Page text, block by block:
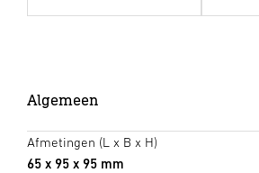
Algemeen
Afmetingen (L x B x H)
65 x 95 x 95 mm